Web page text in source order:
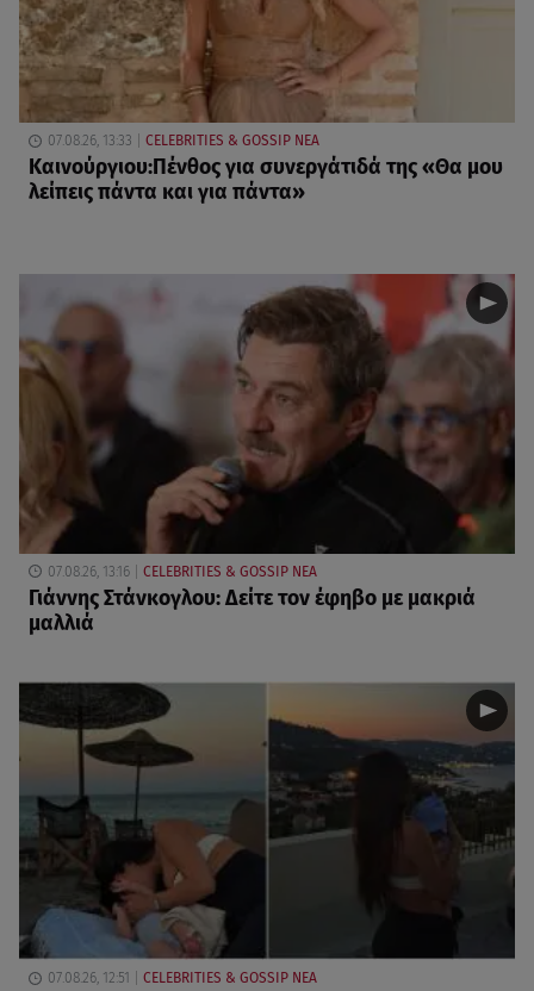
07.08.26, 13:33 CELEBRITIES & GOSSIP ΝΕΑ
Καινούργιου:Πένθος για συνεργάτιδά της «Θα μου
λείπεις πάντα και για πάντα»
07.08.26, 13:16 CELEBRITIES & GOSSIP ΝΕΑ
Γιάννης Στάνκογλου: Δείτε τον έφηβο με μακριά
μαλλιά
07.08.26, 12:51 CELEBRITIES & GOSSIP ΝΕΑ